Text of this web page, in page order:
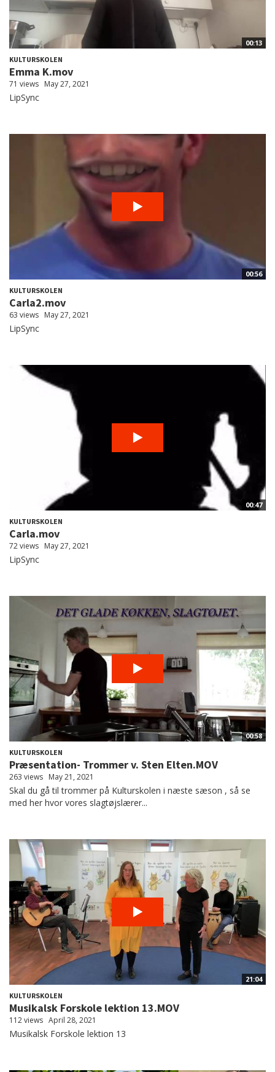
00:13
KULTURSKOLEN
Emma K.mov
71 views May 27, 2021
LipSync
00:56
KULTURSKOLEN
Carla2.mov
63 views May 27, 2021
LipSync
00:47
KULTURSKOLEN
Carla.mov
72 views May 27, 2021
LipSync
00:58
KULTURSKOLEN
Præsentation- Trommer v. Sten Elten.MOV
263 views May 21, 2021
Skal du gå til trommer på Kulturskolen i næste sæson , så se
med her hvor vores slagtøjslærer...
21:04
KULTURSKOLEN
Musikalsk Forskole lektion 13.MOV
112 views April 28, 2021
Musikalsk Forskole lektion 13